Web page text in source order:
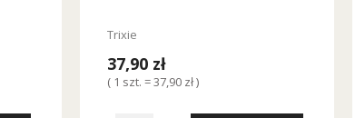
Trixie
37,90 zł
( 1 szt. = 37,90 zł )